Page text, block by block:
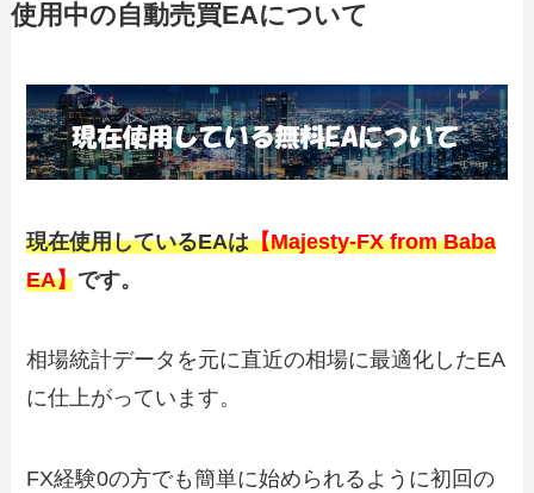
使用中の自動売買EAについて
現在使用しているEAは【Majesty-FX from Baba
EA】 です。
相場統計データを元に直近の相場に最適化したEA
に仕上がっています。
FX経験0の方でも簡単に始められるように初回の